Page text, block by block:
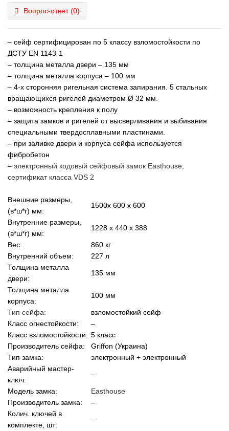
Вопрос-ответ(0)
– cейф сертифицирован по 5 классу взломостойкости по
ДСТУ EN 1143-1
– толщина металла двери – 135 мм
– толщина металла корпуса – 100 мм
– 4-х сторонняя ригельная система запирания. 5 стальных
вращающихся ригелей диаметром Ø 32 мм
– возможность крепления к полу
– защита замков и ригелей от высверливания и выбивания
специальными твердосплавными пластинами.
– при заливке двери и корпуса сейфа используется
фибробетон
– электронный кодовый сейфовый замок Easthouse,
сертификат класса VDS 2
Внешние размеры,
(в*ш*г) мм:
1500x 600 x 600
Внутренние размеры,
(в*ш*г) мм:
1228 x 440 x 388
Вес:
860 кг
Внутренний объем:
227 л
Толщина металла
двери:
135 мм
Толщина металла
корпуса:
100 мм
Тип сейфа:
взломостойкий сейф
Класс огнестойкости:
–
Класс взломостойкости: 5 класс
Производитель сейфа:
Griffon (Украина)
Тип замка:
электронный + электронный
Аварийный мастер-
ключ:
–
Модель замка:
Easthouse
Производитель замка:
–
Колич. ключей в
комплекте, шт:
–